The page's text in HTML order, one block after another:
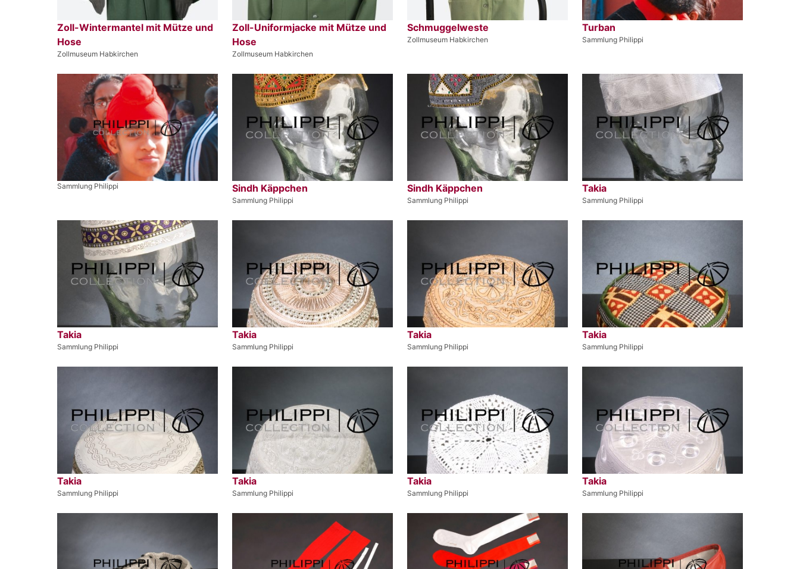
Zoll-Wintermantel mit Mütze und
Hose
Zollmuseum Habkirchen
Zoll-Uniformjacke mit Mütze und
Hose
Zollmuseum Habkirchen
Schmuggelweste
Zollmuseum Habkirchen
Turban
Sammlung Philippi
Sammlung Philippi Sindh Käppchen
Sammlung Philippi
Sindh Käppchen
Sammlung Philippi
Takia
Sammlung Philippi
Takia
Sammlung Philippi
Takia
Sammlung Philippi
Takia
Sammlung Philippi
Takia
Sammlung Philippi
Takia
Sammlung Philippi
Takia
Sammlung Philippi
Takia
Sammlung Philippi
Takia
Sammlung Philippi